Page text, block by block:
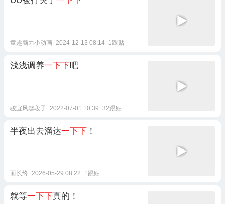
童趣脑力小动画 2024-12-13 08:14 1跟贴
浅浅调养一下下吧
骏宜风趣段子 2022-07-01 10:39 32跟贴
半夜出去溜达一下下 ！
而长终 2026-05-29 08:22 1跟贴
就等一下下真的！